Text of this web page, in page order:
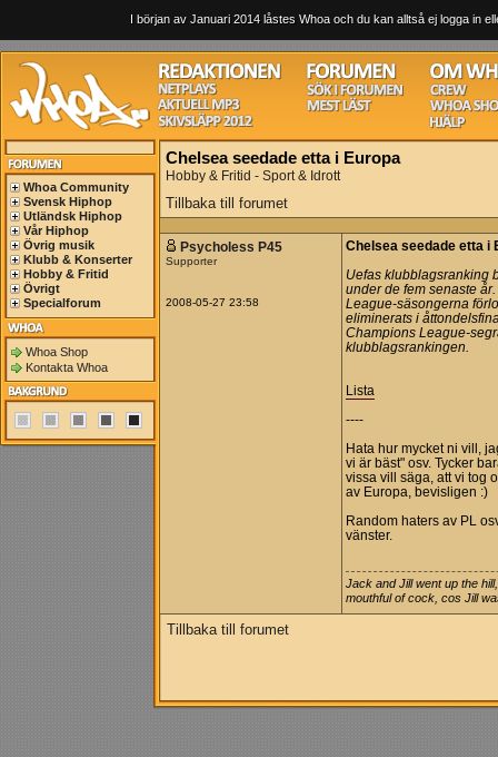
I början av Januari 2014 låstes Whoa och du kan alltså ej logga in
Whoa Community
Svensk Hiphop
Utländsk Hiphop
Vår Hiphop
Övrig musik
Klubb & Konserter
Hobby & Fritid
Övrigt
Specialforum
Whoa Shop
Kontakta Whoa
Chelsea seedade etta i Europa
Hobby & Fritid - Sport & Idrott
Tillbaka till forumet
Psycholess P45
Supporter
2008-05-27 23:58
Chelsea seedade etta i
Uefas klubblagsranking
under de fem senaste
League-säsongerna
eliminerats i
Champions League-
klubblagsrankingen.
Lista
----
Hata hur mycket ni vill,
vi är bäst" osv. Tycker
vissa vill säga, att vi tog
av Europa, bevisligen :)
Random haters av PL
vänster.
Jack and Jill went up the
mouthful of cock, cos Jill
Tillbaka till forumet